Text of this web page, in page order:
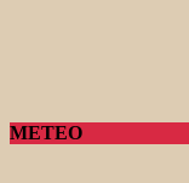
METEO